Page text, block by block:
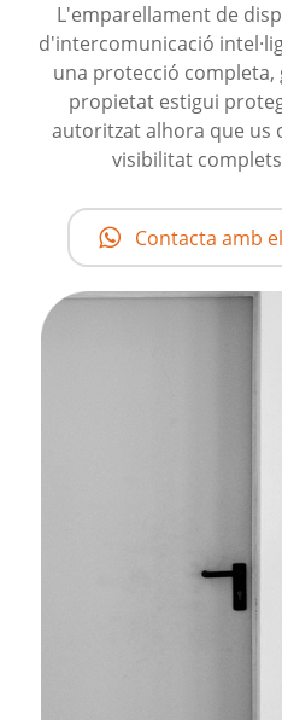
L'emparellament de
d'intercomunicació
una protecció
propietat estigui
autoritzat alhora que us
visibilitat
Contacta amb